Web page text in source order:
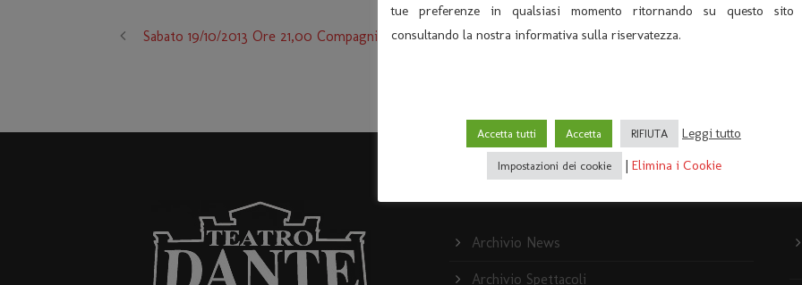
Sabato 19/10/2013 Ore 21,00 Compagnia LA MOSCHETA “ UNA MOGLIE COI BAFFI” Commedia brillante
Sabato 16/11/2013 Ore 21,00 Compagnia TEATRO
Archivio News
Archivio Spettacoli
tue preferenze in qualsiasi momento ritornando su questo sito
consultando la nostra informativa sulla riservatezza.
Accetta tutti Accetta RIFIUTA Leggi tutto
Impostazioni dei cookie | Elimina i Cookie